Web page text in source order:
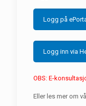
Logg på
Logg inn via
OBS: E-
Eller les mer om